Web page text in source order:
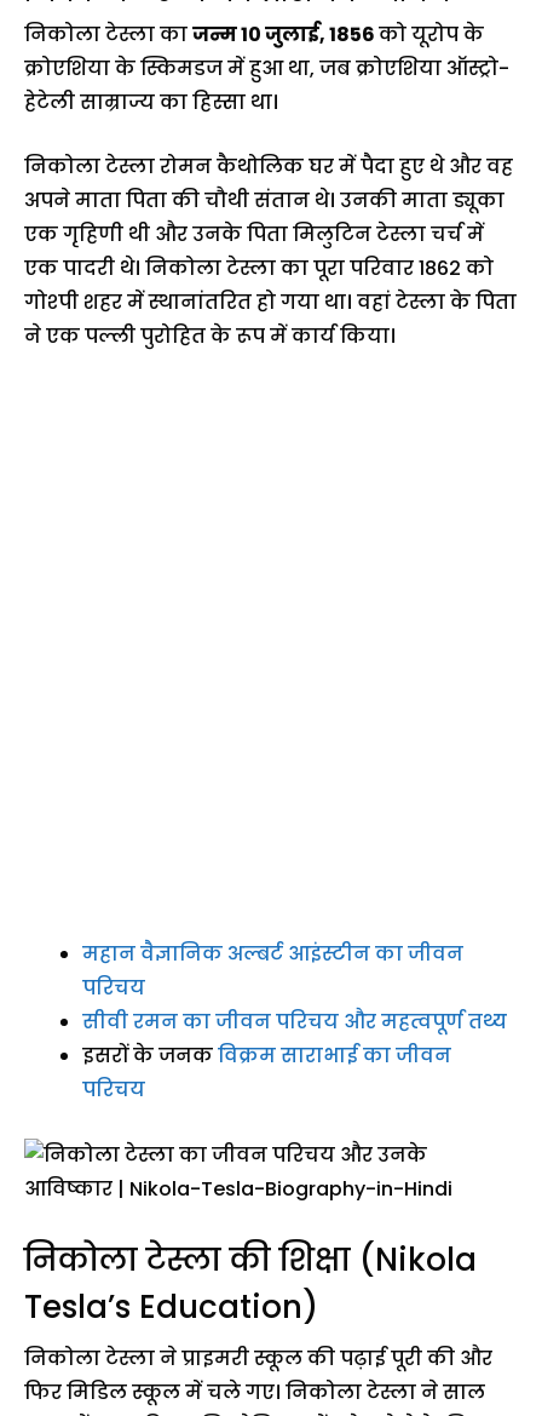
निकोला टेस्ला काजन्म 10 जुलाई, 1856को यूरोप के
क्रोएशिया के स्किमडज में हुआ था, जब क्रोएशिया ऑस्ट्रो-
हेटेली साम्राज्य का हिस्सा था।
निकोला टेस्ला रोमन कैथोलिक घर में पैदा हुए थे और वह
अपने माता पिता की चौथी संतान थे। उनकी माता ड्यूका
एक गृहिणी थी और उनके पिता मिलुटिन टेस्ला चर्च में
एक पादरी थे। निकोला टेस्ला का पूरा परिवार 1862 को
गोश्पी शहर में स्थानांतरित हो गया था। वहां टेस्ला के पिता
ने एक पल्ली पुरोहित के रूप में कार्य किया।
महान वैज्ञानिक अल्बर्ट आइंस्टीन का जीवन
परिचय
सीवी रमन का जीवन परिचय और महत्वपूर्ण तथ्य
इसरों के जनकविक्रम साराभाई का जीवन
परिचय
निकोला टेस्ला की शिक्षा (Nikola
Tesla’s Education)
निकोला टेस्ला ने प्राइमरी स्कूल की पढ़ाई पूरी की और
फिर मिडिल स्कूल में चले गए। निकोला टेस्ला ने साल